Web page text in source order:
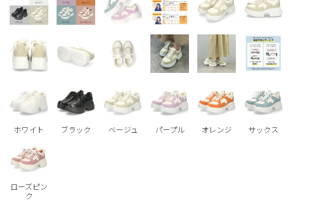
SKECHERS
moz
puma
Parade
SKECHERS
GAP
EDWIN
new balance
SKECHERS
new balance
asics
瞬足
ビジネスバッグ
トートバッグ
財布
会員サービス
メルマガ購買
営業日カレンダー
ホワイト ブラック ベージュ パープル オレンジ サックス
ローズピン
ク